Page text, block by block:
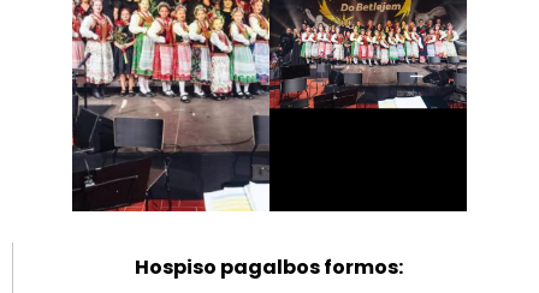
Hospiso pagalbos formos: